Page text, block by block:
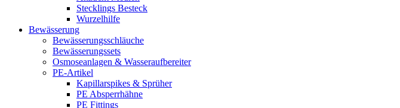
Stecklings Besteck
Wurzelhilfe
Bewässerung
Bewässerungsschläuche
Bewässerungssets
Osmoseanlagen & Wasseraufbereiter
PE-Artikel
Kapillarspikes & Sprüher
PE Absperrhähne
PE Fittings